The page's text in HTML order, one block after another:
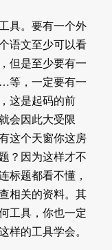
具。要有一个外
语文至少可以看
但是至少要有一
等，一定要有一
这是起码的前
会因此大受限
这个天窗你这房
？因为这样才不
标题都看不懂，
相关的资料。其
工具，你也一定
样的工具学会。